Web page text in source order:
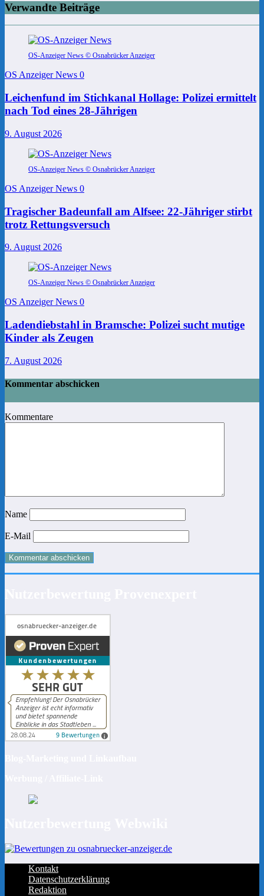
Verwandte Beiträge
OS-Anzeiger News © Osnabrücker Anzeiger
OS Anzeiger News 0
Leichenfund im Stichkanal Hollage: Polizei ermittelt
nach Tod eines 28-Jährigen
9. August 2026
OS-Anzeiger News © Osnabrücker Anzeiger
OS Anzeiger News 0
Tragischer Badeunfall am Alfsee: 22-Jähriger stirbt
trotz Rettungsversuch
9. August 2026
OS-Anzeiger News © Osnabrücker Anzeiger
OS Anzeiger News 0
Ladendiebstahl in Bramsche: Polizei sucht mutige
Kinder als Zeugen
7. August 2026
Kommentar abschicken
Kommentare
Name
E-Mail
Kontakt
Datenschutzerklärung
Redaktion